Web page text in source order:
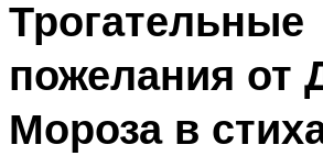
Трогательные
пожелания от
Мороза в